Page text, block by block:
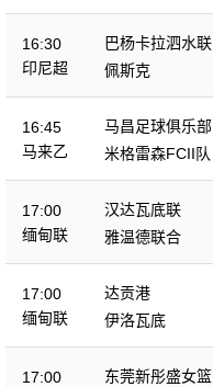
16:30
印尼超
巴杨卡拉泗水联
佩斯克
16:45
马来乙
马昌足球俱乐部
米格雷森FCII队
17:00
缅甸联
汉达瓦底联
雅温德联合
17:00
缅甸联
达贡港
伊洛瓦底
17:00
东莞新彤盛女篮